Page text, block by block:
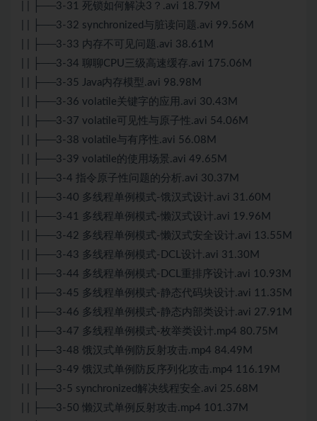
| | ├──3-31 死锁如何解决3？.avi 18.79M
| | ├──3-32 synchronized与脏读问题.avi 99.56M
| | ├──3-33 内存不可见问题.avi 38.61M
| | ├──3-34 聊聊CPU三级高速缓存.avi 175.06M
| | ├──3-35 Java内存模型.avi 98.98M
| | ├──3-36 volatile关键字的应用.avi 30.43M
| | ├──3-37 volatile可见性与原子性.avi 54.06M
| | ├──3-38 volatile与有序性.avi 56.08M
| | ├──3-39 volatile的使用场景.avi 49.65M
| | ├──3-4 指令原子性问题的分析.avi 30.37M
| | ├──3-40 多线程单例模式-饿汉式设计.avi 31.60M
| | ├──3-41 多线程单例模式-懒汉式设计.avi 19.96M
| | ├──3-42 多线程单例模式-懒汉式安全设计.avi 13.55M
| | ├──3-43 多线程单例模式-DCL设计.avi 31.30M
| | ├──3-44 多线程单例模式-DCL重排序设计.avi 10.93M
| | ├──3-45 多线程单例模式-静态代码块设计.avi 11.35M
| | ├──3-46 多线程单例模式-静态内部类设计.avi 27.91M
| | ├──3-47 多线程单例模式-枚举类设计.mp4 80.75M
| | ├──3-48 饿汉式单例防反射攻击.mp4 84.49M
| | ├──3-49 饿汉式单例防反序列化攻击.mp4 116.19M
| | ├──3-5 synchronized解决线程安全.avi 25.68M
| | ├──3-50 懒汉式单例反射攻击.mp4 101.37M